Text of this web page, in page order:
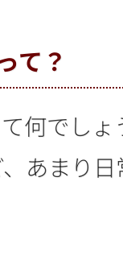
て？
何でしょ
あまり